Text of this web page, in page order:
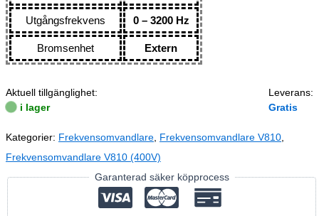
Utgångsfrekvens 0 – 3200 Hz
Bromsenhet Extern
Aktuell tillgänglighet:
i lager
Leverans:
Gratis
Kategorier: Frekvensomvandlare Frekvensomvandlare V810
Frekvensomvandlare V810 (400V)
Garanterad säker köpprocess